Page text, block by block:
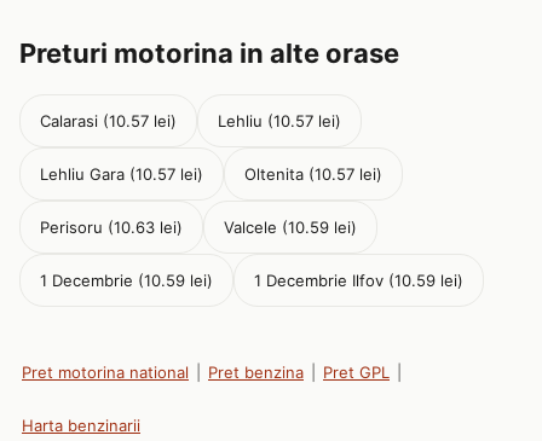
Preturi motorina in alte orase
Calarasi (10.57 lei) Lehliu (10.57 lei)
Lehliu Gara (10.57 lei) Oltenita (10.57 lei)
Perisoru (10.63 lei) Valcele (10.59 lei)
1 Decembrie (10.59 lei) 1 Decembrie Ilfov (10.59 lei)
Pret motorina national Pret benzina Pret GPL
Harta benzinarii